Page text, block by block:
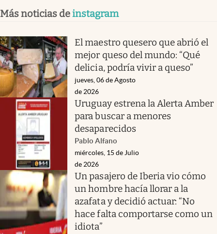
Más noticias deinstagram
El maestro quesero que abrió el
mejor queso del mundo: “Qué
delicia, podría vivir a queso”
jueves, 06 de Agosto
de 2026
Uruguay estrena la Alerta Amber
para buscar a menores
desaparecidos
Pablo Alfano
miércoles, 15 de Julio
de 2026
Un pasajero de Iberia vio cómo
un hombre hacía llorar a la
azafata y decidió actuar: “No
hace falta comportarse como un
idiota”